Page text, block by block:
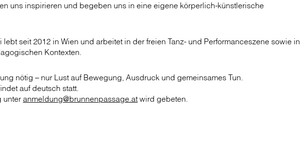
uns inspirieren und begeben uns in eine eigene körperlich-künstlerische
lebt seit 2012 in Wien und arbeitet in der freien Tanz- und Performanceszene sowie in
Kontexten.
nötig – nur Lust auf Bewegung, Ausdruck und gemeinsames Tun.
auf deutsch statt.
unter anmeldung@brunnenpassage.at wird gebeten.